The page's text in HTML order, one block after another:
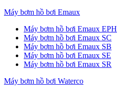
Máy bơm hồ bơi Emaux
Máy bơm hồ bơi Emaux EPH
Máy bơm hồ bơi Emaux SC
Máy bơm hồ bơi Emaux SB
Máy bơm hồ bơi Emaux SE
Máy bơm hồ bơi Emaux SR
Máy bơm hồ bơi Waterco